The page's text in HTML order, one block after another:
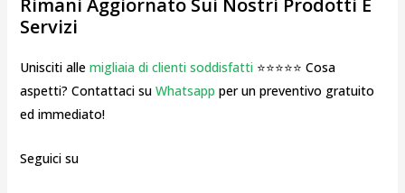
Rimani Aggiornato Sui Nostri Prodotti E
Servizi
Unisciti alle migliaia di clienti soddisfatti⭐⭐⭐⭐⭐ Cosa
aspetti? Contattaci su Whatsapp per un preventivo gratuito
ed immediato!
Seguici su